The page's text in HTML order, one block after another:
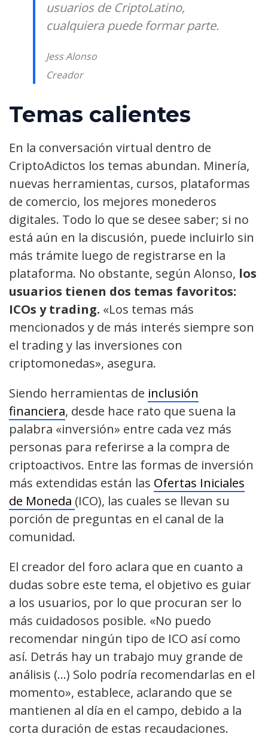
usuarios de CriptoLatino,
cualquiera puede formar parte.
Jess Alonso
Creador
Temas calientes
En la conversación virtual dentro de
CriptoAdictos los temas abundan. Minería,
nuevas herramientas, cursos, plataformas
de comercio, los mejores monederos
digitales. Todo lo que se desee saber; si no
está aún en la discusión, puede incluirlo sin
más trámite luego de registrarse en la
plataforma. No obstante, según Alonso, los
usuarios tienen dos temas favoritos:
ICOs y trading. «Los temas más
mencionados y de más interés siempre son
el trading y las inversiones con
criptomonedas», asegura.
Siendo herramientas de inclusión
financiera, desde hace rato que suena la
palabra «inversión» entre cada vez más
personas para referirse a la compra de
criptoactivos. Entre las formas de inversión
más extendidas están las Ofertas Iniciales
de Moneda (ICO), las cuales se llevan su
porción de preguntas en el canal de la
comunidad.
El creador del foro aclara que en cuanto a
dudas sobre este tema, el objetivo es guiar
a los usuarios, por lo que procuran ser lo
más cuidadosos posible. «No puedo
recomendar ningún tipo de ICO así como
así. Detrás hay un trabajo muy grande de
análisis (…) Solo podría recomendarlas en el
momento», establece, aclarando que se
mantienen al día en el campo, debido a la
corta duración de estas recaudaciones.